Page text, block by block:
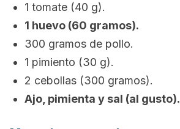
1 tomate (40 g).
1 huevo (60 gramos).
300 gramos de pollo.
1 pimiento (30 g).
2 cebollas (300 gramos).
Ajo, pimienta y sal (al gusto).